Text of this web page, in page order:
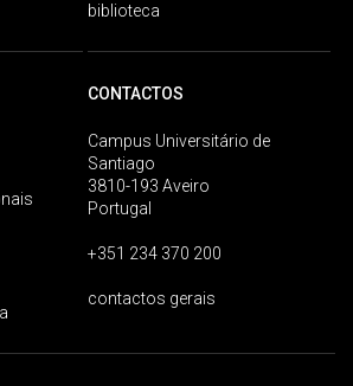
biblioteca
CONTACTOS
Campus Universitário de
Santiago
3810-193 Aveiro
Portugal
+351 234 370 200
contactos gerais